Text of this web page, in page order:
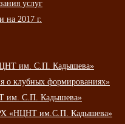
услуг
на 2017 г.
им. С.П. Кадышева»
о клубных формированиях»
им. С.П. Кадышева»
РХ «НЦНТ им.С.П. Кадышева»